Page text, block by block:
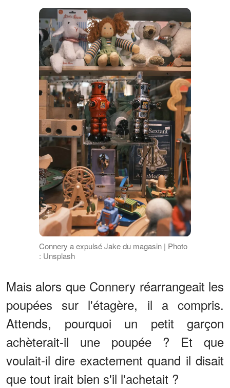
Connery a expulsé Jake du magasin | Photo
: Unsplash
Mais alors que Connery réarrangeait les
poupées sur l'étagère, il a compris.
Attends, pourquoi un petit garçon
achèterait-il une poupée ? Et que
voulait-il dire exactement quand il disait
que tout irait bien s'il l'achetait ?